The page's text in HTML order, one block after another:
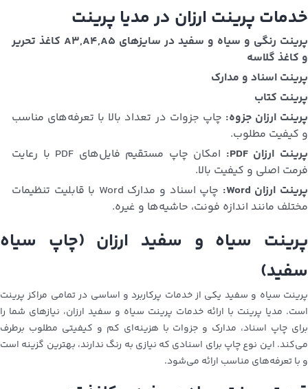
خدمات پرینت ارزان در مدیا پرینت
پرینت رنگی و سیاه و سفید در سایزهای A3,A4,A5 کاغذ تحریر
و کاغذ گلاسه
پرینت اسناد و مدارک
پرینت کتاب
پرینت ارزان جزوه: چاپ جزوات در تعداد بالا با تعرفه‌های مناسب
و کیفیت مطلوب.
پرینت ارزان PDF:
امکان چاپ مستقیم فایل‌های PDF با رعایت
فرمت اصلی و کیفیت بالا.
پرینت ارزان Word:
چاپ اسناد و مدارک Word با قابلیت تنظیمات
مختلف مانند اندازه فونت، حاشیه‌ها و غیره.
پرینت سیاه و سفید ارزان (چاپ سیاه
سفید)
پرینت سیاه و سفید یکی از خدمات پرکاربرد و اساسی در تمامی مراکز پرینت
است. مدیا پرینت با ارائه خدمات پرینت سیاه و سفید ارزان، نیازهای شما را
برای چاپ اسناد، مدارک و جزوات با هزینه‌ای کم و کیفیتی مطلوب برطرف
می‌کند. این نوع چاپ برای اسنادی که نیازی به رنگ ندارند، بهترین گزینه است
و با تعرفه‌های مناسب ارائه می‌شود.